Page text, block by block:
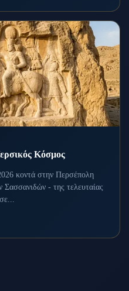
Κόσμος
κοντά στην Περσέπολη
- της τελευταίας